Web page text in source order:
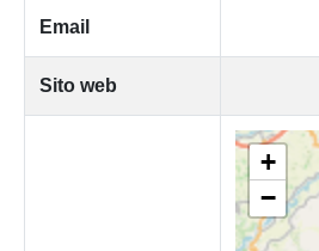
Email
Sito web
+
−